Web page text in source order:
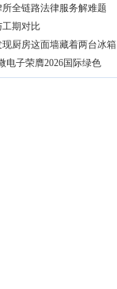
全链路法律服务解难题
工期对比
厨房这面墙藏着两台冰箱
电子荣膺2026国际绿色